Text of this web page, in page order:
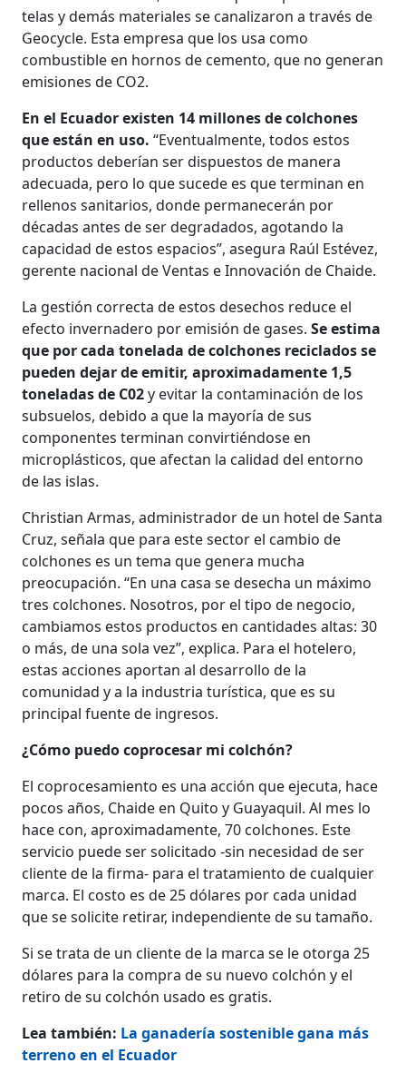
telas y demás materiales se canalizaron a través de
Geocycle. Esta empresa que los usa como
combustible en hornos de cemento, que no generan
emisiones de CO2.
En el Ecuador existen 14 millones de colchones
que están en uso. “Eventualmente, todos estos
productos deberían ser dispuestos de manera
adecuada, pero lo que sucede es que terminan en
rellenos sanitarios, donde permanecerán por
décadas antes de ser degradados, agotando la
capacidad de estos espacios”, asegura Raúl Estévez,
gerente nacional de Ventas e Innovación de Chaide.
La gestión correcta de estos desechos reduce el
efecto invernadero por emisión de gases.Se estima
que por cada tonelada de colchones reciclados se
pueden dejar de emitir, aproximadamente 1,5
toneladas de C02y evitar la contaminación de los
subsuelos, debido a que la mayoría de sus
componentes terminan convirtiéndose en
microplásticos, que afectan la calidad del entorno
de las islas.
Christian Armas, administrador de un hotel de Santa
Cruz, señala que para este sector el cambio de
colchones es un tema que genera mucha
preocupación. “En una casa se desecha un máximo
tres colchones. Nosotros, por el tipo de negocio,
cambiamos estos productos en cantidades altas: 30
o más, de una sola vez”, explica. Para el hotelero,
estas acciones aportan al desarrollo de la
comunidad y a la industria turística, que es su
principal fuente de ingresos.
¿Cómo puedo coprocesar mi colchón?
El coprocesamiento es una acción que ejecuta, hace
pocos años, Chaide en Quito y Guayaquil. Al mes lo
hace con, aproximadamente, 70 colchones. Este
servicio puede ser solicitado -sin necesidad de ser
cliente de la firma- para el tratamiento de cualquier
marca. El costo es de 25 dólares por cada unidad
que se solicite retirar, independiente de su tamaño.
Si se trata de un cliente de la marca se le otorga 25
dólares para la compra de su nuevo colchón y el
retiro de su colchón usado es gratis.
Lea también: La ganadería sostenible gana más
terreno en el Ecuador